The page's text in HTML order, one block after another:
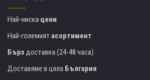
Най-ниска цени
Най-големиятасортимент
Бърз доставка (24-48 часа)
Доставяме в цяла България